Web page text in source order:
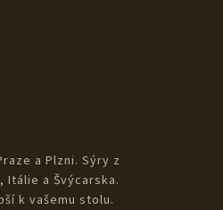
a Plzni. Sýry z
Itálie a Švýcarska.
k vašemu stolu.